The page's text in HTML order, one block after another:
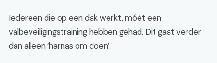
Iedereen die op een dak werkt, móét een
valbeveiligingstraining hebben gehad. Dit gaat verder
dan alleen ‘harnas om doen’.